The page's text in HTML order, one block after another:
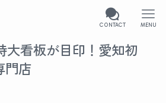
CONTACT MENU
大看板が目印！愛知初
門店